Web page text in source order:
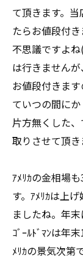
て頂きます。当
たらお値段付き
不思議ですよ
は行きませんが
お値段付きま
ていつの間にか
片方無くした
取りさせて頂き
ｱﾒﾘｶの金相場
す。ｱﾒﾘｶは上げ
ましたね。年
ｺﾞｰﾙﾄﾞﾏﾝは年
ﾒﾘｶの景気次第